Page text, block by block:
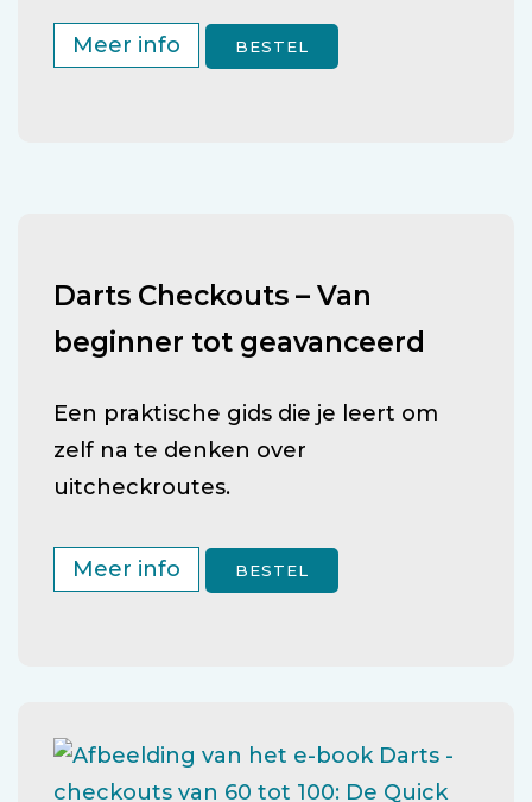
Meer info BESTEL
Darts Checkouts – Van
beginner tot geavanceerd
Een praktische gids die je leert om
zelf na te denken over
uitcheckroutes.
Meer info BESTEL